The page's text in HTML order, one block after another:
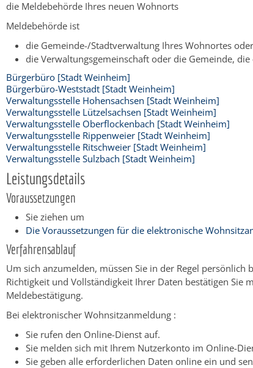
die Meldebehörde Ihres neuen Wohnorts
Meldebehörde ist
die Gemeinde-/Stadtverwaltung Ihres Wohnortes oder
die Verwaltungsgemeinschaft oder die Gemeinde,
Bürgerbüro [Stadt Weinheim]
Bürgerbüro-Weststadt [Stadt Weinheim]
Verwaltungsstelle Hohensachsen [Stadt Weinheim]
Verwaltungsstelle Lützelsachsen [Stadt Weinheim]
Verwaltungsstelle Oberflockenbach [Stadt Weinheim]
Verwaltungsstelle Rippenweier [Stadt Weinheim]
Verwaltungsstelle Ritschweier [Stadt Weinheim]
Verwaltungsstelle Sulzbach [Stadt Weinheim]
Leistungsdetails
Voraussetzungen
Sie ziehen um
Die Voraussetzungen für die elektronische
Verfahrensablauf
Um sich anzumelden, müssen Sie in der Regel
Richtigkeit und Vollständigkeit Ihrer Daten bestätigen
Meldebestätigung.
Bei elektronischer Wohnsitzanmeldung :
Sie rufen den Online-Dienst auf.
Sie melden sich mit Ihrem Nutzerkonto im Online-
Sie geben alle erforderlichen Daten online ein und